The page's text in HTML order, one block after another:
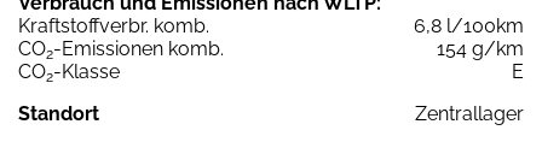
Kraftstoffverbr. komb.
6,8 l/100km
CO2-Emissionen komb.
154 g/km
CO2-Klasse
E
Standort
Zentrallager